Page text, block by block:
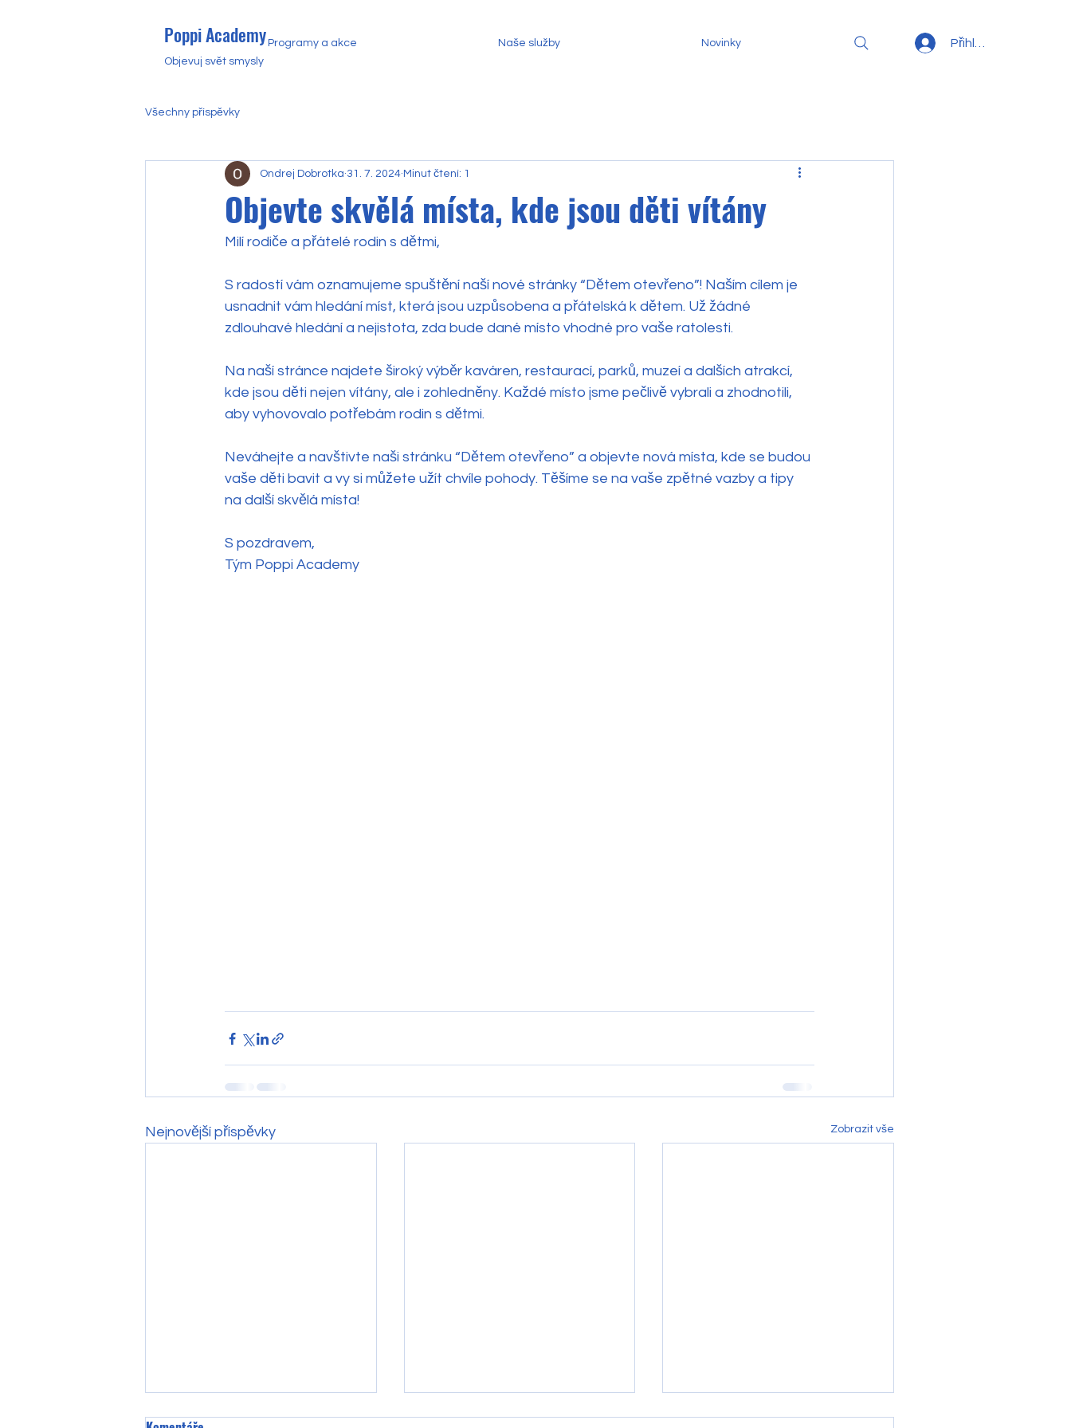
Poppi Academy
Objevuj svět smysly
Programy a akce Naše služby Novinky Přihlásit se
Všechny příspěvky
Objevte skvělá místa, kde jsou děti vítány
Ondrej Dobrotka 31. 7. 2024 Minut čtení: 1
Milí rodiče a přátelé rodin s dětmi,
S radostí vám oznamujeme spuštění naší nové stránky “Dětem otevřeno”! Naším cílem je
usnadnit vám hledání míst, která jsou uzpůsobena a přátelská k dětem. Už žádné
zdlouhavé hledání a nejistota, zda bude dané místo vhodné pro vaše ratolesti.
Na naší stránce najdete široký výběr kaváren, restaurací, parků, muzeí a dalších atrakcí,
kde jsou děti nejen vítány, ale i zohledněny. Každé místo jsme pečlivě vybrali a zhodnotili,
aby vyhovovalo potřebám rodin s dětmi.
Neváhejte a navštivte naši stránku “Dětem otevřeno” a objevte nová místa, kde se budou
vaše děti bavit a vy si můžete užít chvíle pohody. Těšíme se na vaše zpětné vazby a tipy
na další skvělá místa!
S pozdravem,
Tým Poppi Academy
Nejnovější příspěvky Zobrazit vše